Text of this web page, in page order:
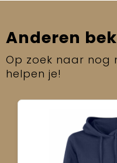
Anderen
Op zoek naar nog
helpen je!